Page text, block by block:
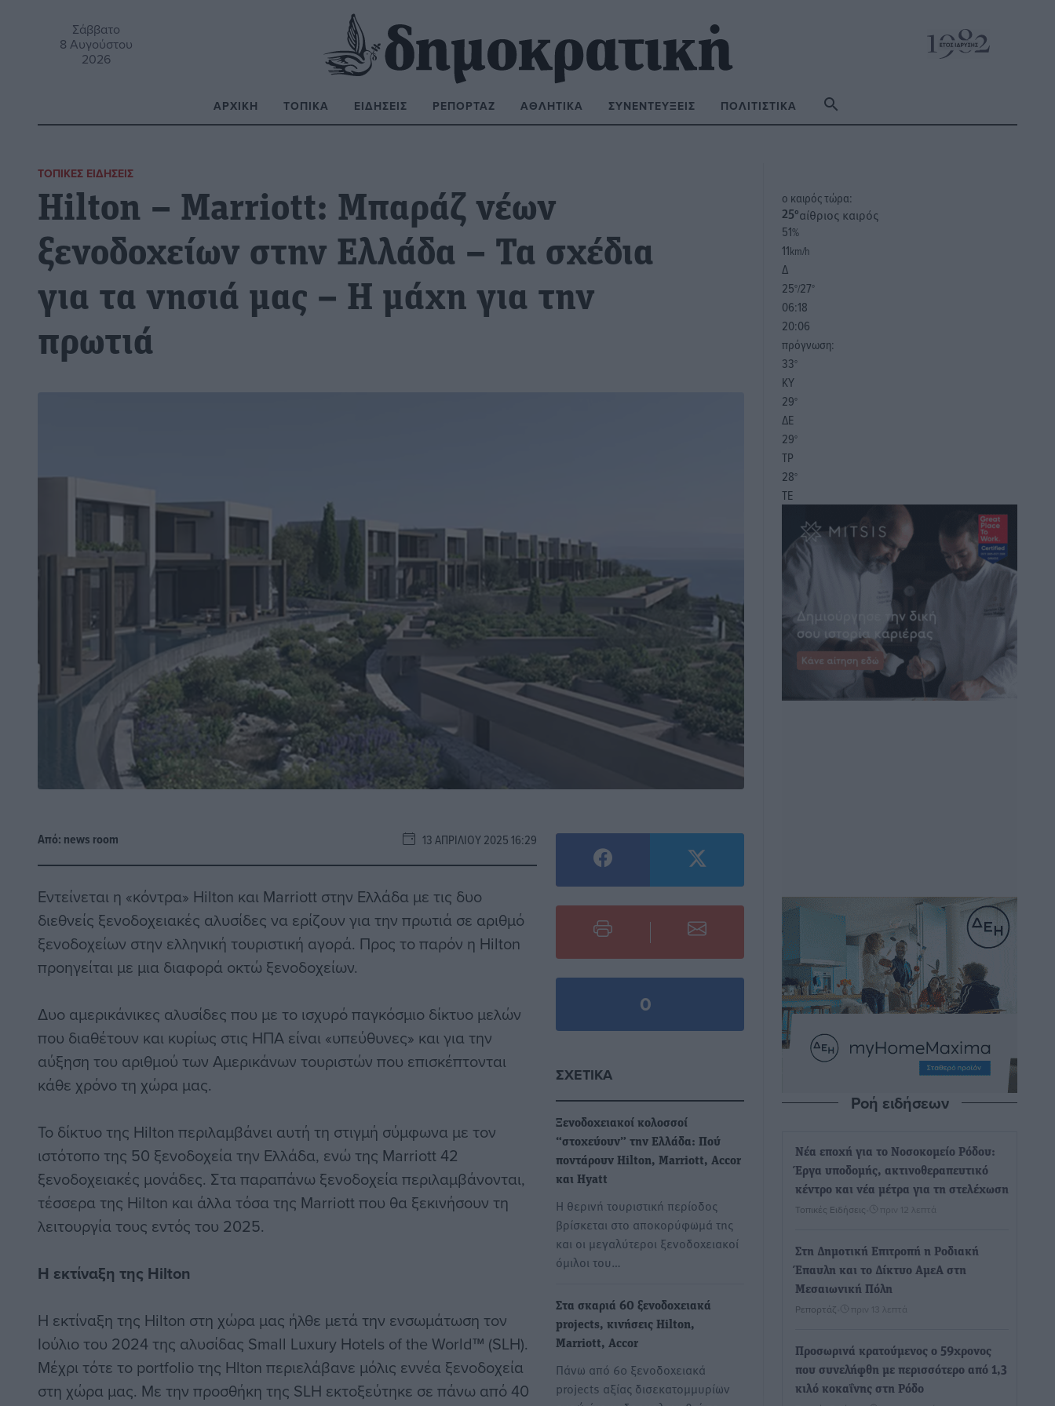
Σάββατο
8 Αυγούστου
2026
ΑΡΧΙΚΉ ΤΟΠΙΚΆ ΕΙΔΉΣΕΙΣ ΡΕΠΟΡΤΆΖ ΑΘΛΗΤΙΚΆ ΣΥΝΕΝΤΕΎΞΕΙΣ ΠΟΛΙΤΙΣΤΙΚΆ
ΤΟΠΙΚΈΣ ΕΙΔΉΣΕΙΣ
Hilton – Marriott: Μπαράζ νέων
ξενοδοχείων στην Ελλάδα – Τα σχέδια
για τα νησιά μας – Η μάχη για την
πρωτιά
Από: news room 13 ΑΠΡΙΛΊΟΥ 2025 16:29
Εντείνεται η «κόντρα» Hilton και Marriott στην Ελλάδα με τις δυο
διεθνείς ξενοδοχειακές αλυσίδες να ερίζουν για την πρωτιά σε αριθμό
ξενοδοχείων στην ελληνική τουριστική αγορά. Προς το παρόν η Hilton
προηγείται με μια διαφορά οκτώ ξενοδοχείων.
Δυο αμερικάνικες αλυσίδες που με το ισχυρό παγκόσμιο δίκτυο μελών
που διαθέτουν και κυρίως στις ΗΠΑ είναι «υπεύθυνες» και για την
αύξηση του αριθμού των Αμερικάνων τουριστών που επισκέπτονται
κάθε χρόνο τη χώρα μας.
Το δίκτυο της Hilton περιλαμβάνει αυτή τη στιγμή σύμφωνα με τον
ιστότοπο της 50 ξενοδοχεία την Ελλάδα, ενώ της Marriott 42
ξενοδοχειακές μονάδες. Στα παραπάνω ξενοδοχεία περιλαμβάνονται,
τέσσερα της Hilton και άλλα τόσα της Marriott που θα ξεκινήσουν τη
λειτουργία τους εντός του 2025.
Η εκτίναξη της Hilton
Η εκτίναξη της Hilton στη χώρα μας ήλθε μετά την ενσωμάτωση τον
Ιούλιο του 2024 της αλυσίδας Small Luxury Hotels of the World™ (SLH).
Μέχρι τότε το portfolio της Hlton περιελάβανε μόλις εννέα ξενοδοχεία
στη χώρα μας. Με την προσθήκη της SLH εκτοξεύτηκε σε πάνω από 40
0
ΣΧΕΤΙΚΆ
Ξενοδοχειακοί κολοσσοί
“στοχεύουν” την Ελλάδα: Πού
ποντάρουν Hilton, Marriott, Accor
και Hyatt
Η θερινή τουριστική περίοδος
βρίσκεται στο αποκορύφωμά της
και οι μεγαλύτεροι ξενοδοχειακοί
όμιλοι του…
Στα σκαριά 60 ξενοδοχειακά
projects, κινήσεις Hilton,
Marriott, Accor
Πάνω από 60 ξενοδοχειακά
projects αξίας δισεκατομμυρίων
o καιρός τώρα:
25°αίθριος καιρός
51%
11km/h
Δ
25°/27°
06:18
20:06
πρόγνωση:
33°
ΚΥ
29°
ΔΕ
29°
ΤΡ
28°
ΤΕ
Ροή ειδήσεων
Νέα εποχή για το Νοσοκομείο Ρόδου:
Έργα υποδομής, ακτινοθεραπευτικό
κέντρο και νέα μέτρα για τη στελέχωση
Τοπικές Ειδήσεις πριν 12 λεπτά
Στη Δημοτική Επιτροπή η Ροδιακή
Έπαυλη και το Δίκτυο ΑμεΑ στη
Μεσαιωνική Πόλη
Ρεπορτάζ πριν 13 λεπτά
Προσωρινά κρατούμενος ο 59χρονος
που συνελήφθη με περισσότερο από 1,3
κιλό κοκαΐνης στη Ρόδο